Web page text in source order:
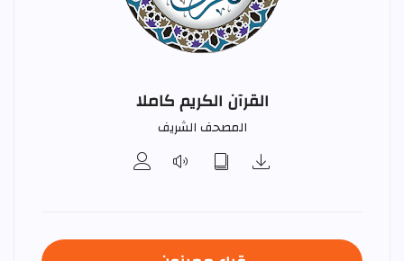
القرآن الكريم كاملا
المصحف الشريف